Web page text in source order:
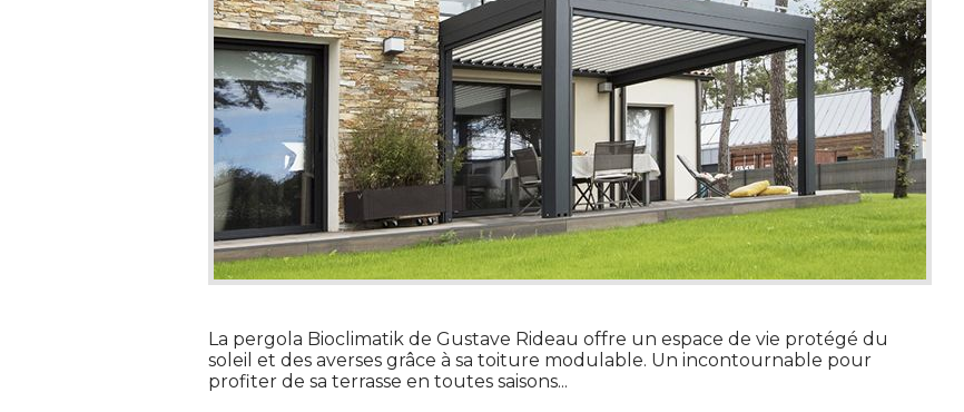
La pergola Bioclimatik de Gustave Rideau offre un espace de vie protégé du
soleil et des averses grâce à sa toiture modulable. Un incontournable pour
profiter de sa terrasse en toutes saisons...